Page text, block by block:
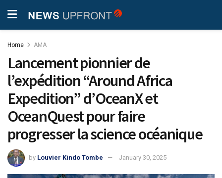
Home AMA
Lancement pionnier de
l’expédition “Around Africa
Expedition” d’OceanX et
OceanQuest pour faire
progresser la science océanique
by Louvier Kindo Tombe January 30, 2025